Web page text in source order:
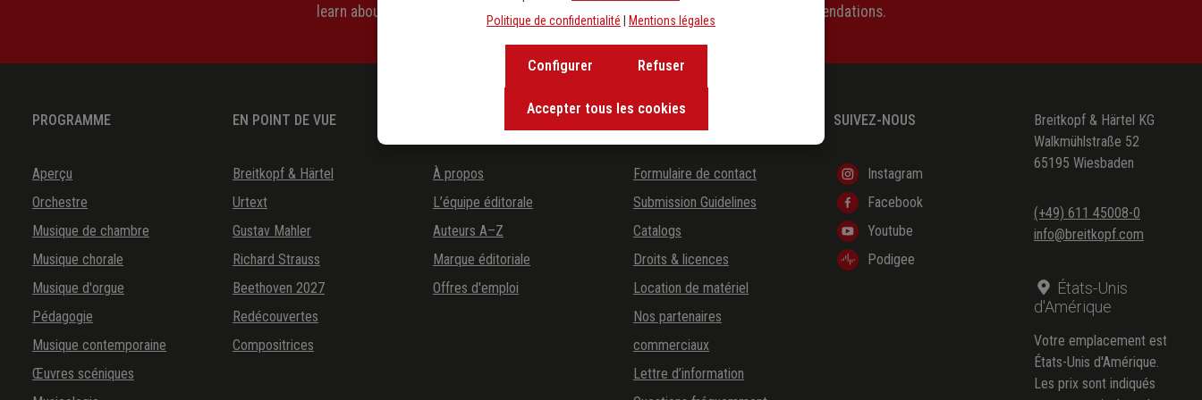
learn about the background of music and become inspired with exclusive recommendations.
PROGRAMME
Aperçu
Orchestre
Musique de chambre
Musique chorale
Musique d'orgue
Pédagogie
Musique contemporaine
Œuvres scéniques
EN POINT DE VUE
Breitkopf & Härtel
Urtext
Gustav Mahler
Richard Strauss
Beethoven 2027
Redécouvertes
Compositrices
LA MAISON D'ÉDITION
À propos
L’équipe éditorale
Auteurs A–Z
Marque éditoriale
Offres d'emploi
Formulaire de contact
Submission Guidelines
Catalogs
Droits & licences
Location de matériel
Nos partenaires
commerciaux
Lettre d’information
SUIVEZ-NOUS
Instagram
Facebook
Youtube
Podigee
Breitkopf & Härtel KG
Walkmühlstraße 52
65195 Wiesbaden
(+49) 611 45008-0
info@breitkopf.com
États-Unis
d'Amérique
Votre emplacement est
États-Unis d'Amérique.
Les prix sont indiqués
Politique de confidentialité
Mentions légales
Refuser
Configurer
Accepter tous les cookies